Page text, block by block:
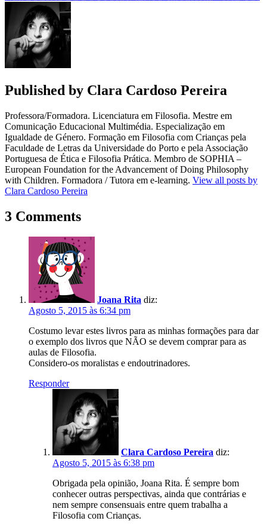
Published by Clara Cardoso Pereira
Professora/Formadora. Licenciatura em Filosofia. Mestre em
Comunicação Educacional Multimédia. Especialização em
Igualdade de Género. Formação em Filosofia com Crianças pela
Faculdade de Letras da Universidade do Porto e pela Associação
Portuguesa de Ética e Filosofia Prática. Membro de SOPHIA –
European Foundation for the Advancement of Doing Philosophy
with Children. Formadora / Tutora em e-learning. View all posts by
Clara Cardoso Pereira
3 Comments
Joana Rita diz:
Agosto 5, 2015 às 6:34 pm
Costumo levar estes livros para as minhas formações para dar
o exemplo dos livros que NÃO se devem comprar para as
aulas de Filosofia.
Considero-os moralistas e endoutrinadores.
Responder
Clara Cardoso Pereira diz:
Agosto 5, 2015 às 6:38 pm
Obrigada pela opinião, Joana Rita. É sempre bom
conhecer outras perspectivas, ainda que contrárias e
nem sempre consensuais entre quem trabalha a
Filosofia com Crianças.